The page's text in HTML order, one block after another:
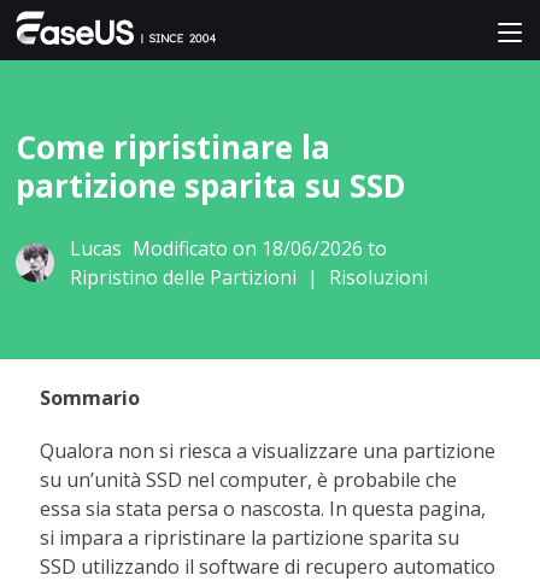
Come ripristinare la
partizione sparita su SSD
Lucas Modificato on 18/06/2026 to
Ripristino delle Partizioni | Risoluzioni
Sommario
Qualora non si riesca a visualizzare una partizione
su un’unità SSD nel computer, è probabile che
essa sia stata persa o nascosta. In questa pagina,
si impara a ripristinare la partizione sparita su
SSD utilizzando il software di recupero automatico